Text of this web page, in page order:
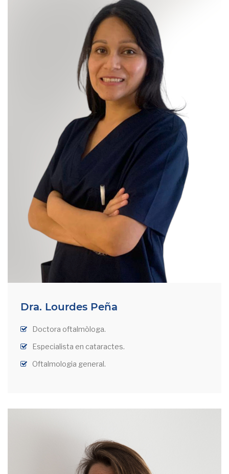
Dra. Lourdes Peña
Doctora oftalmòloga.
Especialista en cataractes.
Oftalmologia general.